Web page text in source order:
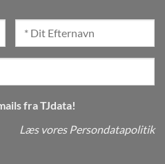
fra TJdata!
Læs vores Persondatapolitik